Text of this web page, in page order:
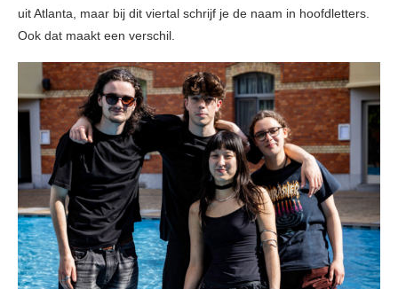
uit Atlanta, maar bij dit viertal schrijf je de naam in hoofdletters.
Ook dat maakt een verschil.